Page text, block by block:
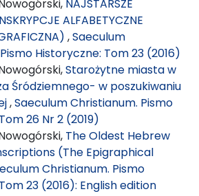
NAJSTARSZE
ALFABETYCZNE
,Saeculum
Historyczne: Tom 23 (2016)
Starożytne miasta w
Śródziemnego- w poszukiwaniu
,Saeculum Christianum. Pismo
26 Nr 2 (2019)
The Oldest Hebrew
(The Epigraphical
Christianum. Pismo
23 (2016): English edition